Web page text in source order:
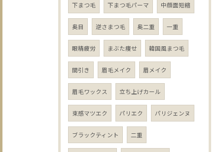
下まつ毛 下まつ毛パーマ 中顔面短縮
奥目 逆さまつ毛 奥二重 一重
眼精疲労 まぶた痩せ 韓国風まつ毛
間引き 眉毛メイク 眉メイク
眉毛ワックス 立ち上げカール
束感マツエク パリエク パリジェンヌ
ブラックティント 二重